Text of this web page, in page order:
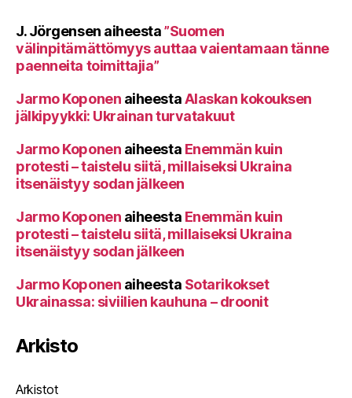
J. Jörgensen aiheesta”Suomen
välinpitämättömyys auttaa vaientamaan tänne
paenneita toimittajia”
Jarmo Koponen aiheestaAlaskan kokouksen
jälkipyykki: Ukrainan turvatakuut
Jarmo Koponen aiheesta Enemmän kuin
protesti – taistelu siitä, millaiseksi Ukraina
itsenäistyy sodan jälkeen
Jarmo Koponen aiheesta Enemmän kuin
protesti – taistelu siitä, millaiseksi Ukraina
itsenäistyy sodan jälkeen
Jarmo Koponen aiheesta Sotarikokset
Ukrainassa: siviilien kauhuna – droonit
Arkisto
Arkistot